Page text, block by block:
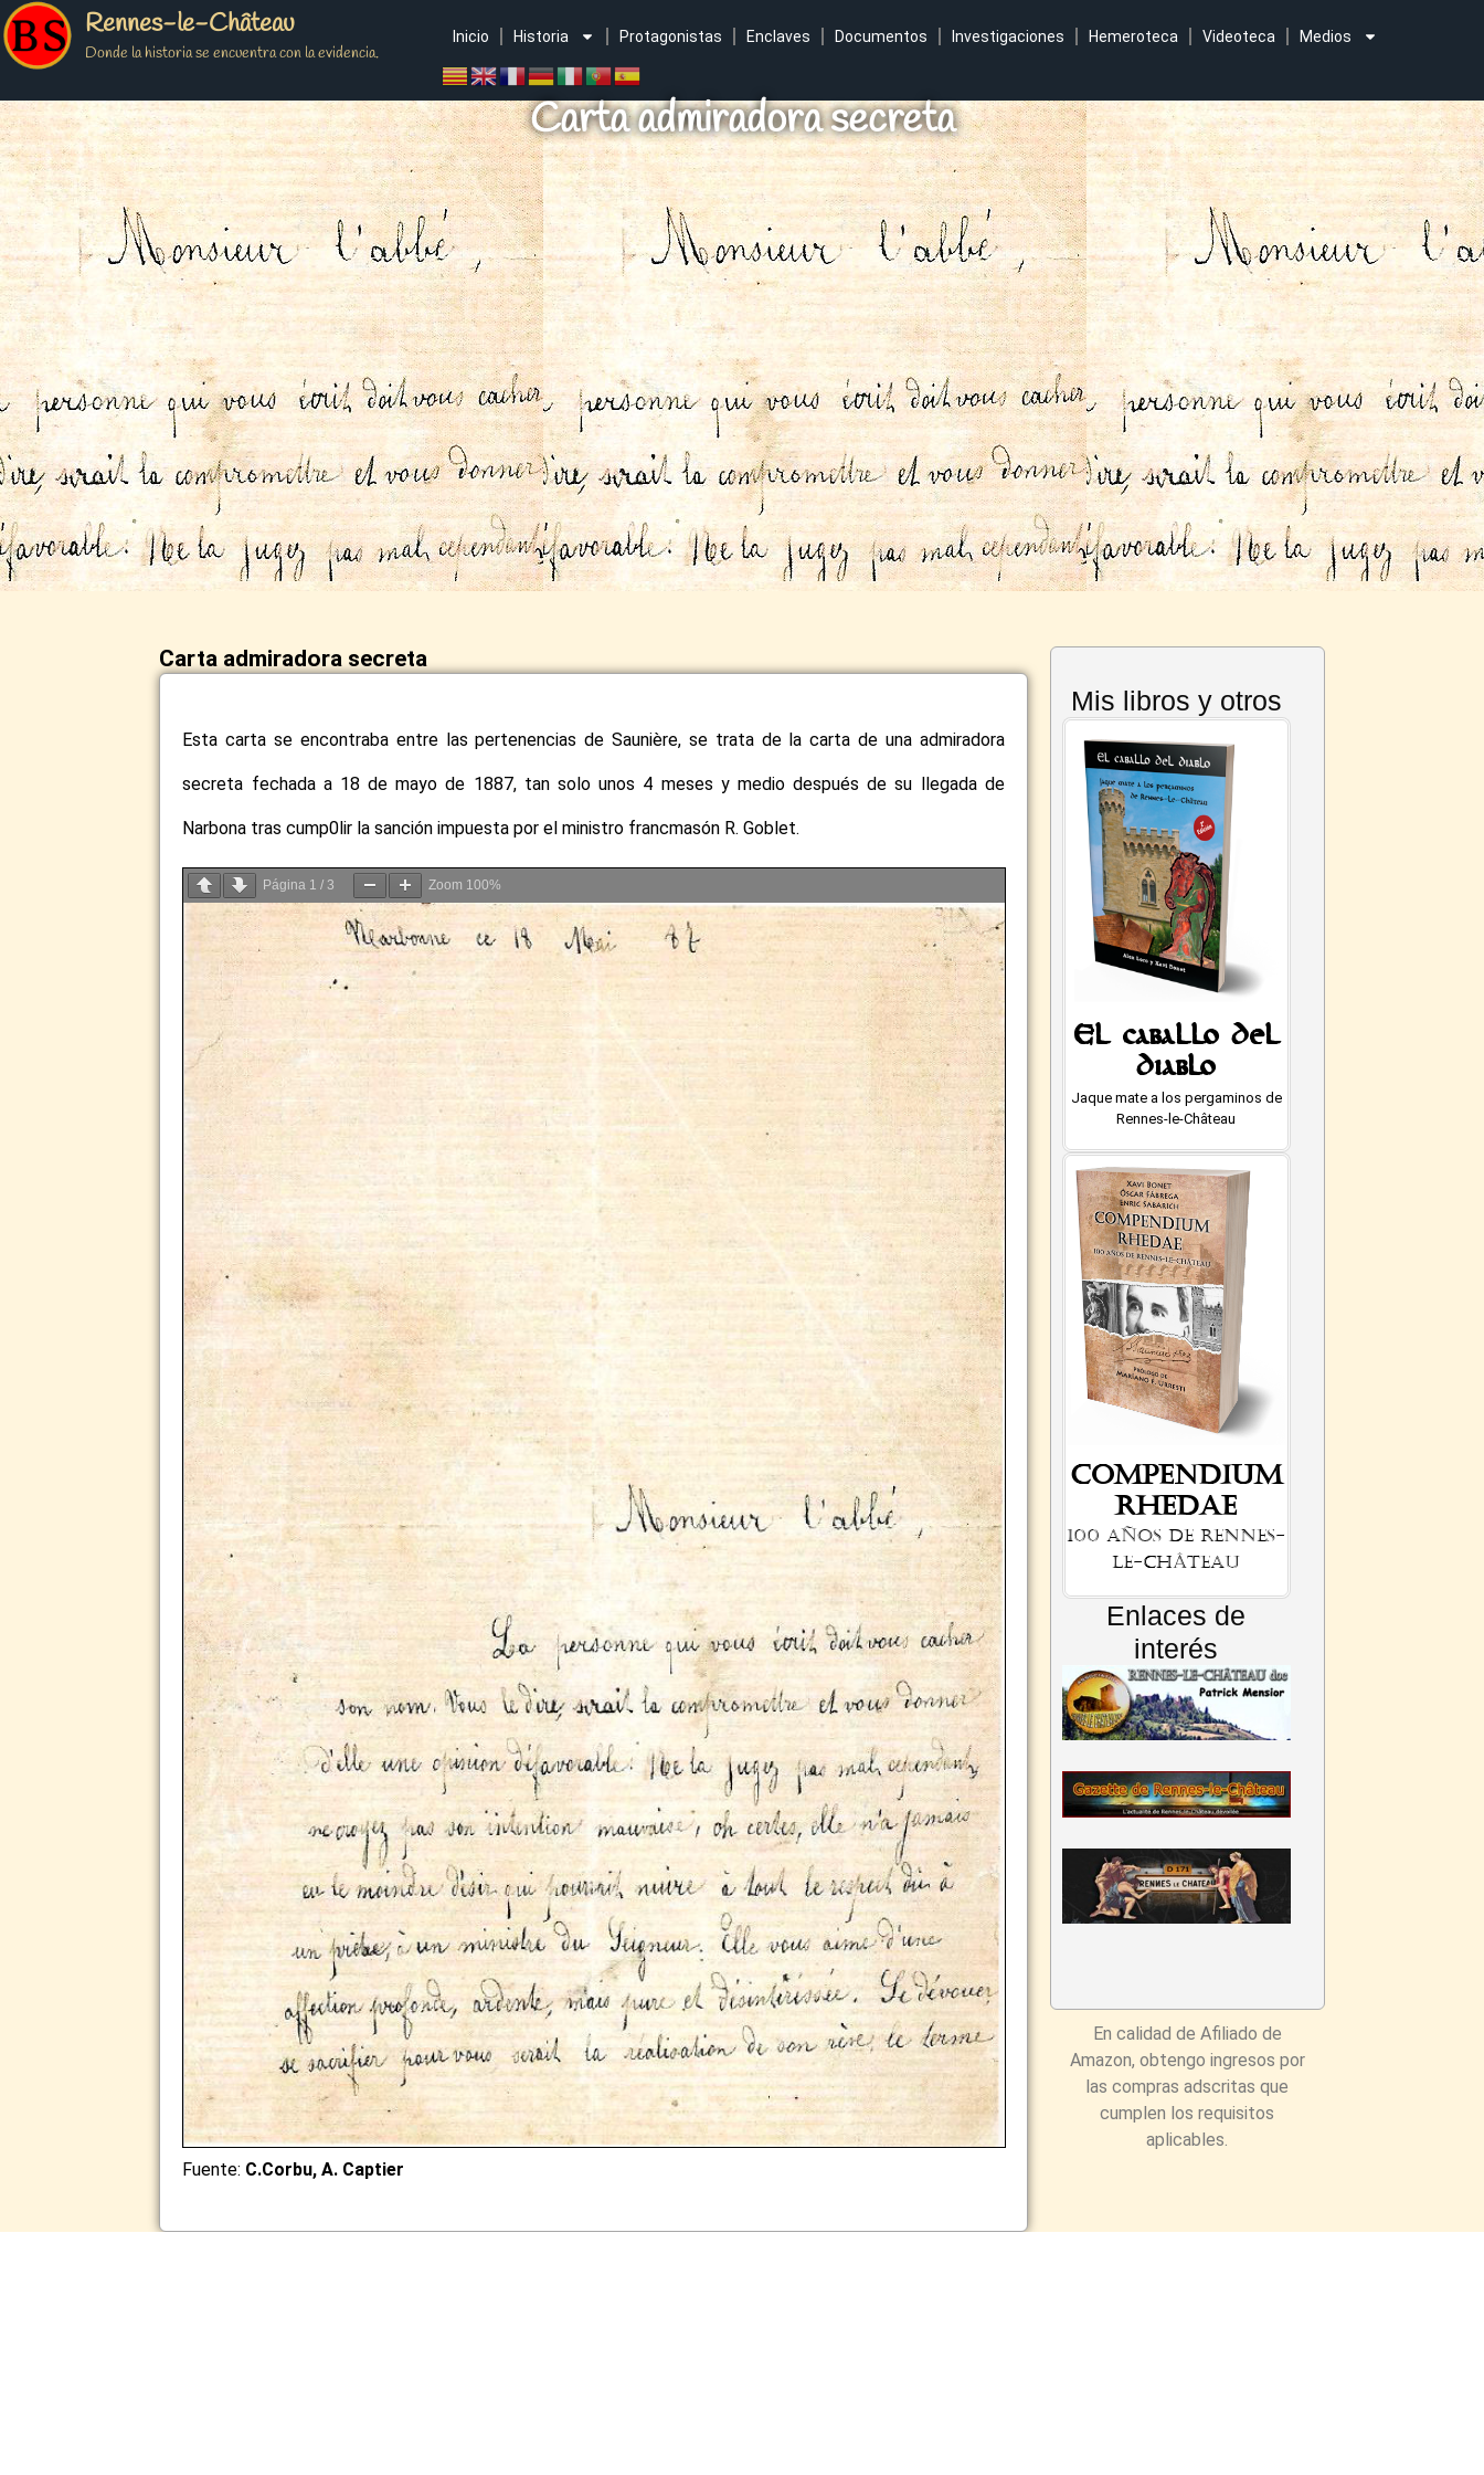
Rennes-le-Château
Donde la historia se encuentra con la evidencia.
Inicio Historia Protagonistas Enclaves Documentos Investigaciones Hemeroteca Videoteca Medios
Carta admiradora secreta
Carta admiradora secreta
Esta carta se encontraba entre las pertenencias de Saunière, se trata de la carta de una admiradora
secreta fechada a 18 de mayo de 1887, tan solo unos 4 meses y medio después de su llegada de
Narbona tras cump0lir la sanción impuesta por el ministro francmasón R. Goblet.
Página 1 /3 Zoom 100%
Fuente: C.Corbu, A. Captier
Mis libros y otros
El caballo del
diablo
Jaque mate a los pergaminos de
Rennes-le-Château
Compendium
Rhedae
100 años de Rennes-
le-Château
Enlaces de
interés
En calidad de Afiliado de
Amazon, obtengo ingresos por
las compras adscritas que
cumplen los requisitos
aplicables.